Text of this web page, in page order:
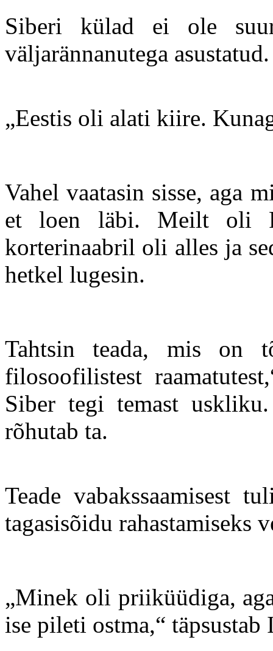
Siberi külad ei ole
väljarännanutega
„Eestis oli alati kiire.
Vahel vaatasin sisse, aga
et loen läbi. Meilt oli
korterinaabril oli alles ja
hetkel lugesin.
Tahtsin teada, mis on
filosoofilistest
Siber tegi temast
rõhutab ta.
Teade vabakssaamisest
tagasisõidu rahastamiseks
„Minek oli priiküüdiga,
ise pileti ostma,“ täpsustab